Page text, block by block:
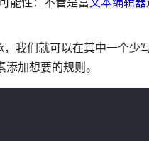
我们就可以在其中一个少
加想要的规则。